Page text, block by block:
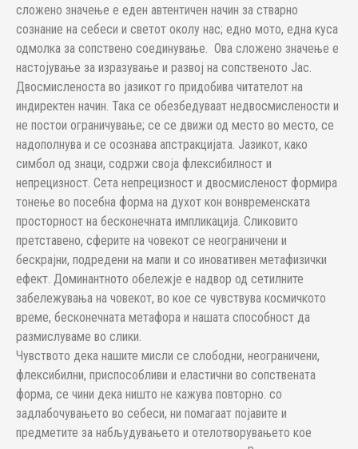
сложено значење е еден автентичен начин за стварно
сознание на себеси и светот околу нас; едно мото, една куса
одмолка за сопствено соединување. Ова сложено значење е
настојување за изразување и развој на сопственото Јас.
Двосмисленоста во јазикот го придобива читателот на
индиректен начин. Така се обезбедуваат недвосмислености и
не постои ограничување; се се движи од место во место, се
надополнува и се осознава апстракцијата. Јазикот, како
симбол од знаци, содржи своја флексибилност и
непрецизност. Сета непрецизност и двосмисленост формира
тонење во посебна форма на духот кон вонвременската
просторност на бесконечната импликација. Сликовито
претставено, сферите на човекот се неограничени и
бескрајни, подредени на мапи и со иновативен метафизички
ефект. Доминантното обележје е надвор од сетилните
забележувања на човекот, во кое се чувствува космичкото
време, бесконечната метафора и нашата способност да
размислуваме во слики.
Чувството дека нашите мисли се слободни, неограничени,
флексибилни, приспособливи и еластични во сопствената
форма, се чини дека ништо не кажува повторно. со
задлабочувањето во себеси, ни помагаат појавите и
предметите за набљудувањето и отелотворувањето кое